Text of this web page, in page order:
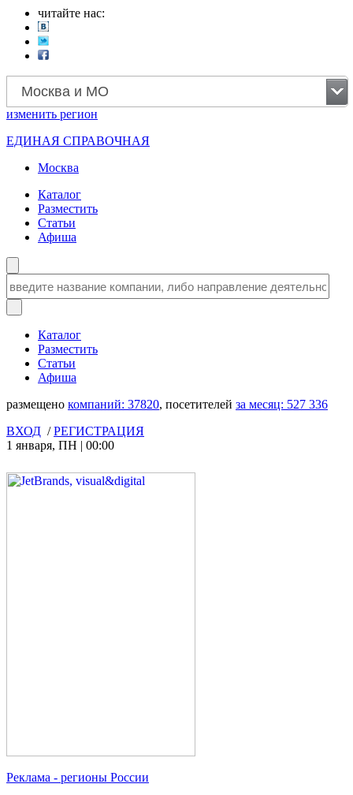
читайте нас:
Москва и МО
изменить регион
ЕДИНАЯ СПРАВОЧНАЯ
Москва
Каталог
Разместить
Статьи
Афиша
Каталог
Разместить
Статьи
Афиша
размещено компаний: 37820, посетителей за месяц: 527 336
ВХОД /РЕГИСТРАЦИЯ
1 января, ПН | 00:00
Реклама - регионы России